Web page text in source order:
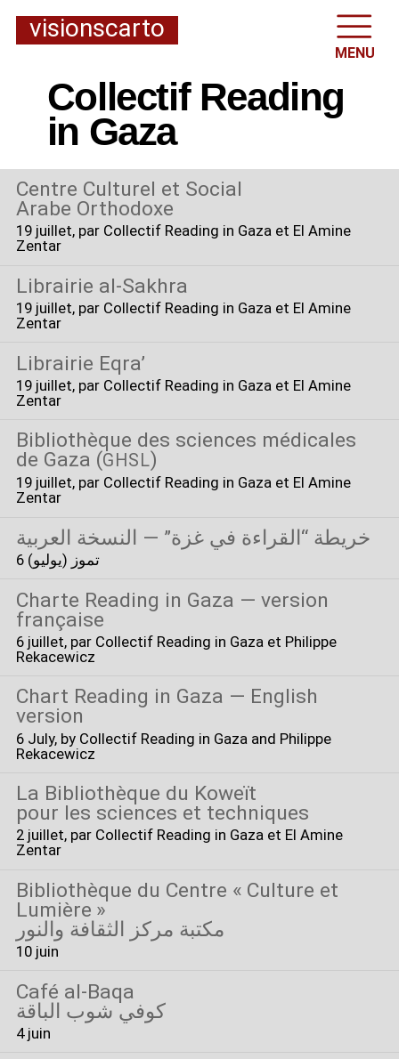
visionscarto
MENU
Collectif Reading
in Gaza
Centre Culturel et Social
Arabe Orthodoxe
19 juillet, par Collectif Reading in Gaza et El Amine
Zentar
Librairie al-Sakhra
19 juillet, par Collectif Reading in Gaza et El Amine
Zentar
Librairie Eqra’
19 juillet, par Collectif Reading in Gaza et El Amine
Zentar
Bibliothèque des sciences médicales
de Gaza (GHSL)
19 juillet, par Collectif Reading in Gaza et El Amine
Zentar
خريطة “القراءة في غزة” — النسخة العربية
6 تموز (يوليو)
Charte Reading in Gaza — version
française
6 juillet, par Collectif Reading in Gaza et Philippe
Rekacewicz
Chart Reading in Gaza — English
version
6 July, by Collectif Reading in Gaza and Philippe
Rekacewicz
La Bibliothèque du Koweït
pour les sciences et techniques
2 juillet, par Collectif Reading in Gaza et El Amine
Zentar
Bibliothèque du Centre « Culture et
Lumière »
مكتبة مركز الثقافة والنور
10 juin
Café al-Baqa
كوفي شوب الباقة
4 juin